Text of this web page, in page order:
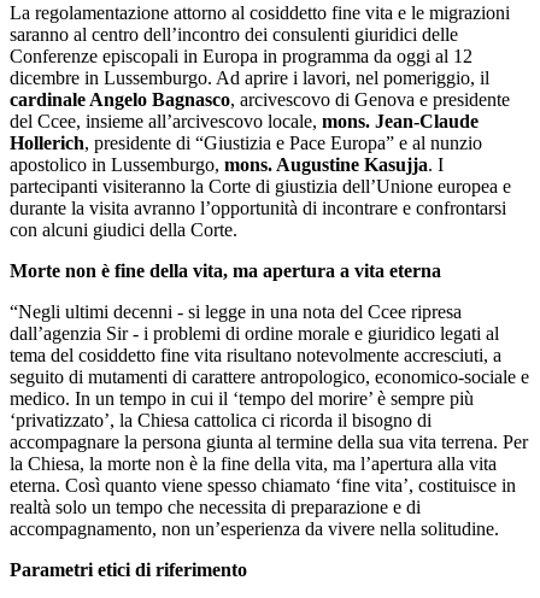
La regolamentazione attorno al cosiddetto fine vita e le migrazioni
saranno al centro dell’incontro dei consulenti giuridici delle
Conferenze episcopali in Europa in programma da oggi al 12
dicembre in Lussemburgo. Ad aprire i lavori, nel pomeriggio, il
cardinale Angelo Bagnasco, arcivescovo di Genova e presidente
del Ccee, insieme all’arcivescovo locale, mons. Jean-Claude
Hollerich, presidente di “Giustizia e Pace Europa” e al nunzio
apostolico in Lussemburgo, mons. Augustine Kasujja. I
partecipanti visiteranno la Corte di giustizia dell’Unione europea e
durante la visita avranno l’opportunità di incontrare e confrontarsi
con alcuni giudici della Corte.
Morte non è fine della vita, ma apertura a vita eterna
“Negli ultimi decenni - si legge in una nota del Ccee ripresa
dall’agenzia Sir - i problemi di ordine morale e giuridico legati al
tema del cosiddetto fine vita risultano notevolmente accresciuti, a
seguito di mutamenti di carattere antropologico, economico-sociale e
medico. In un tempo in cui il ‘tempo del morire’ è sempre più
‘privatizzato’, la Chiesa cattolica ci ricorda il bisogno di
accompagnare la persona giunta al termine della sua vita terrena. Per
la Chiesa, la morte non è la fine della vita, ma l’apertura alla vita
eterna. Così quanto viene spesso chiamato ‘fine vita’, costituisce in
realtà solo un tempo che necessita di preparazione e di
accompagnamento, non un’esperienza da vivere nella solitudine.
Parametri etici di riferimento